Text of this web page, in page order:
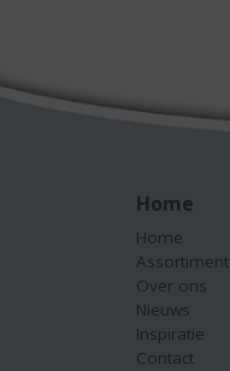
Home
Home
Assortiment
Over ons
Nieuws
Inspiratie
Contact